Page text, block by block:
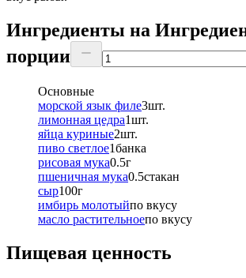
Ингредиенты на
порции
Основные
морской язык филе3шт.
лимонная цедра1шт.
яйца куриные2шт.
пиво светлое1банка
рисовая мука0.5г
пшеничная мука0.5стакан
сыр100г
имбирь молотыйпо вкусу
масло растительноепо вкусу
Пищевая ценность